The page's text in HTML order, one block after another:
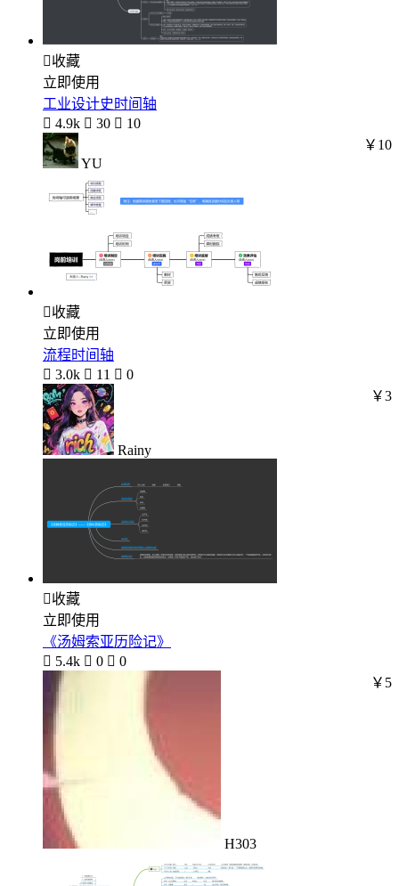
收藏
立即使用
工业设计史时间轴
 4.9k  30  10
YU
￥10
收藏
立即使用
流程时间轴
 3.0k  11  0
Rainy
￥3
收藏
立即使用
《汤姆索亚历险记》
 5.4k  0  0
H303
￥5